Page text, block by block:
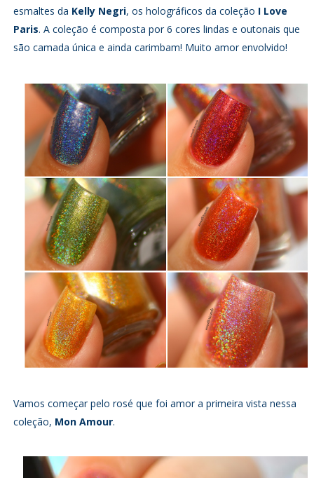
esmaltes da Kelly Negri, os holográficos da coleção I Love
Paris. A coleção é composta por 6 cores lindas e outonais que
são camada única e ainda carimbam! Muito amor envolvido!
Vamos começar pelo rosé que foi amor a primeira vista nessa
coleção, Mon Amour.